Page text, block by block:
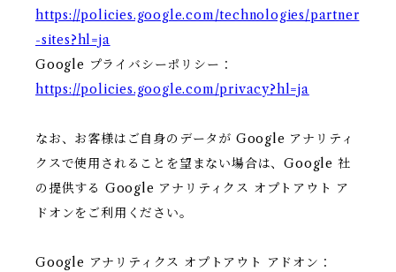
https://policies.google.com/technologies/partner
-sites?hl=ja
Google プライバシーポリシー：
https://policies.google.com/privacy?hl=ja
なお、お客様はご自身のデータが Google アナリティ
クスで使用されることを望まない場合は、Google 社
の提供する Google アナリティクス オプトアウト ア
ドオンをご利用ください。
Google アナリティクス オプトアウト アドオン：